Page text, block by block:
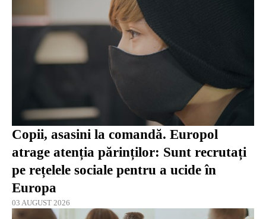
Copii, asasini la comandă. Europol
atrage atenția părinților: Sunt recrutați
pe rețelele sociale pentru a ucide în
Europa
03 AUGUST 2026